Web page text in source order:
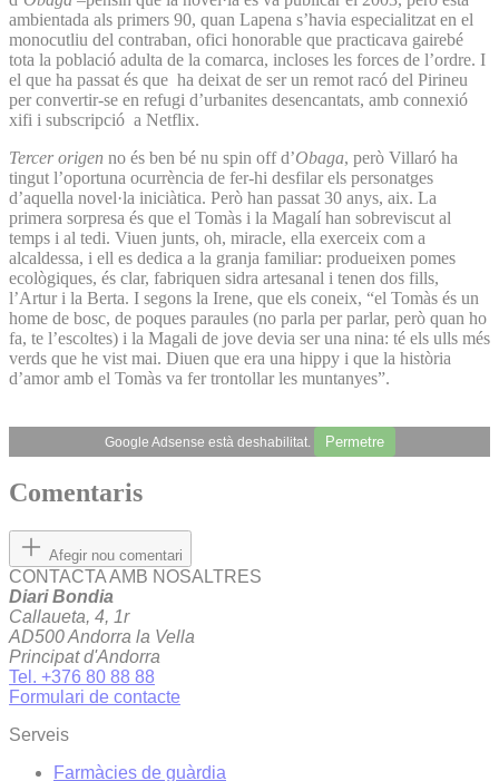
ambientada als primers 90, quan Lapena s’havia especialitzat en el
monocutliu del contraban, ofici honorable que practicava gairebé
tota la població adulta de la comarca, incloses les forces de l’ordre. I
el que ha passat és que ha deixat de ser un remot racó del Pirineu
per convertir-se en refugi d’urbanites desencantats, amb connexió
xifi i subscripció a Netflix.
Tercer origen no és ben bé nu spin off d’Obaga, però Villaró ha
tingut l’oportuna ocurrència de fer-hi desfilar els personatges
d’aquella novel·la iniciàtica. Però han passat 30 anys, aix. La
primera sorpresa és que el Tomàs i la Magalí han sobreviscut al
temps i al tedi. Viuen junts, oh, miracle, ella exerceix com a
alcaldessa, i ell es dedica a la granja familiar: produeixen pomes
ecològiques, és clar, fabriquen sidra artesanal i tenen dos fills,
l’Artur i la Berta. I segons la Irene, que els coneix, “el Tomàs és un
home de bosc, de poques paraules (no parla per parlar, però quan ho
fa, te l’escoltes) i la Magali de jove devia ser una nina: té els ulls més
verds que he vist mai. Diuen que era una hippy i que la història
d’amor amb el Tomàs va fer trontollar les muntanyes”.
Google Adsense està deshabilitat. Permetre
Comentaris
Afegir nou comentari
CONTACTA AMB NOSALTRES
Diari Bondia
Callaueta, 4, 1r
AD500 Andorra la Vella
Principat d'Andorra
Tel. +376 80 88 88
Formulari de contacte
Serveis
Farmàcies de guàrdia